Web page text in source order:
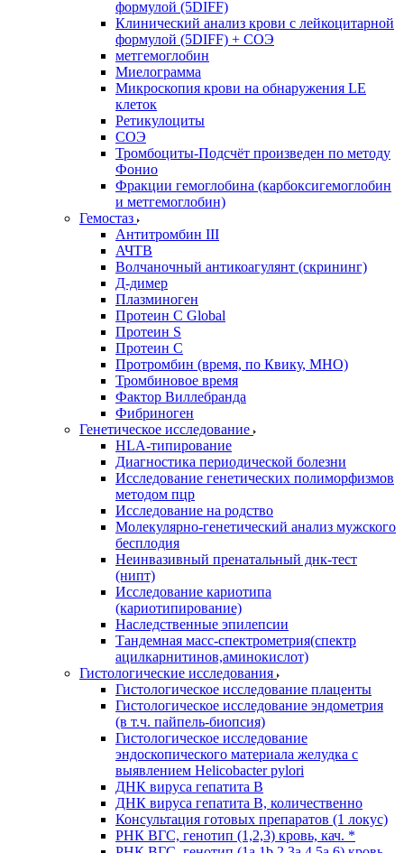
формулой (5DIFF)
Клинический анализ крови с лейкоцитарной
формулой (5DIFF) + СОЭ
метгемоглобин
Миелограмма
Микроскопия крови на обнаружения LE
клеток
Ретикулоциты
СОЭ
Тромбоциты-Подсчёт произведен по методу
Фонио
Фракции гемоглобина (карбоксигемоглобин
и метгемоглобин)
Гемостаз
Антитромбин III
АЧТВ
Волчаночный антикоагулянт (скрининг)
Д-димер
Плазминоген
Протеин C Global
Протеин S
Протеин С
Протромбин (время, по Квику, МНО)
Тромбиновое время
Фактор Виллебранда
Фибриноген
Генетическое исследование
HLA-типирование
Диагностика периодической болезни
Исследование генетических полиморфизмов
методом пцр
Исследование на родство
Молекулярно-генетический анализ мужского
бесплодия
Неинвазивный пренатальный днк-тест
(нипт)
Исследование кариотипа
(кариотипирование)
Наследственные эпилепсии
Тандемная масс-спектрометрия(спектр
ацилкарнитинов,аминокислот)
Гистологические исследования
Гистологическое исследование плаценты
Гистологическое исследование эндометрия
(в т.ч. пайпель-биопсия)
Гистологическое исследование
эндоскопического материала желудка с
выявлением Helicobacter pylori
ДНК вируса гепатита B
ДНК вируса гепатита B, количественно
Консультация готовых препаратов (1 локус)
РНК ВГC, генотип (1,2,3) кровь, кач. *